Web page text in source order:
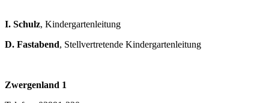
I. Schulz, Kindergartenleitung
D. Fastabend, Stellvertretende Kindergartenleitung
Zwergenland 1